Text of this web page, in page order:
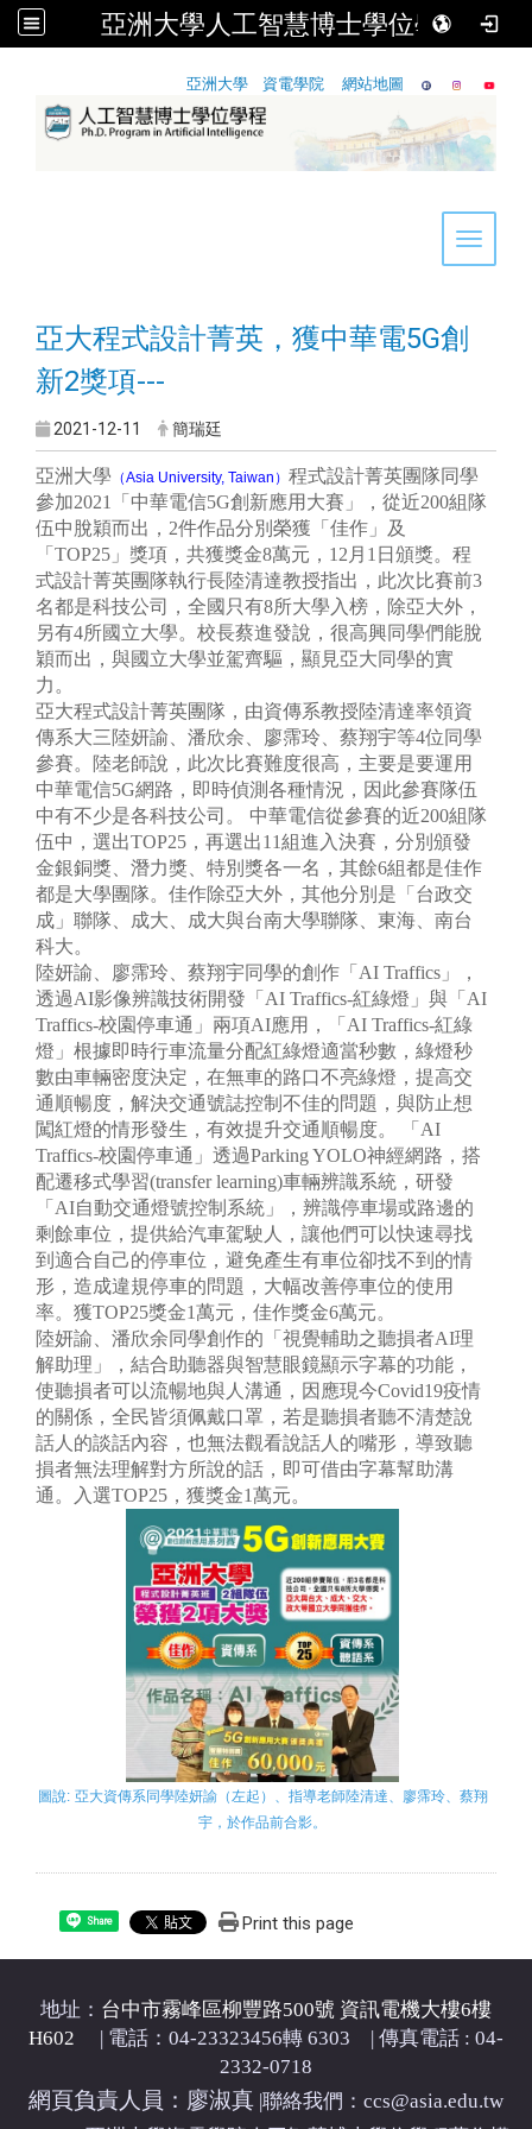
亞洲大學人工智慧博士學位學程
亞洲大學 資電學院 網站地圖
Toggle
亞大程式設計菁英，獲中華電5G創
新2獎項---
2021-12-11 簡瑞廷
亞洲大學 （Asia University, Taiwan） 程式設計菁英團隊同學
參加2021「中華電信5G創新應用大賽」，從近200組隊
伍中脫穎而出，2件作品分別榮獲「佳作」及
「TOP25」獎項，共獲獎金8萬元，12月1日頒獎。程
式設計菁英團隊執行長陸清達教授指出，此次比賽前3
名都是科技公司，全國只有8所大學入榜，除亞大外，
另有4所國立大學。校長蔡進發說，很高興同學們能脫
穎而出，與國立大學並駕齊驅，顯見亞大同學的實
力。
亞大程式設計菁英團隊，由資傳系教授陸清達率領資
傳系大三陸妍諭、潘欣余、廖霈玲、蔡翔宇等4位同學
參賽。陸老師說，此次比賽難度很高，主要是要運用
中華電信5G網路，即時偵測各種情況，因此參賽隊伍
中有不少是各科技公司。
中華電信從參賽的近200組隊
伍中，選出TOP25，再選出11組進入決賽，分別頒發
金銀銅獎、潛力獎、特別獎各一名，其餘6組都是佳作
都是大學團隊。佳作除亞大外，其他分別是「台政交
成」聯隊、成大、成大與台南大學聯隊、東海、南台
科大。
陸妍諭、廖霈玲、蔡翔宇同學的創作「AI Traffics」，
透過AI影像辨識技術開發「AI Traffics-紅綠燈」與「AI
Traffics-校園停車通」兩項AI應用，「AI Traffics-紅綠
燈」根據即時行車流量分配紅綠燈適當秒數，綠燈秒
數由車輛密度決定，在無車的路口不亮綠燈，提高交
通順暢度，解決交通號誌控制不佳的問題，與防止想
闖紅燈的情形發生，有效提升交通順暢度。
「AI
Traffics-校園停車通」透過Parking YOLO神經網路，搭
配遷移式學習(transfer learning)車輛辨識系統，研發
「AI自動交通燈號控制系統」，辨識停車場或路邊的
剩餘車位，提供給汽車駕駛人，讓他們可以快速尋找
到適合自己的停車位，避免產生有車位卻找不到的情
形，造成違規停車的問題，大幅改善停車位的使用
率。獲TOP25獎金1萬元，佳作獎金6萬元。
陸妍諭、潘欣余同學創作的「視覺輔助之聽損者AI理
解助理」，結合助聽器與智慧眼鏡顯示字幕的功能，
使聽損者可以流暢地與人溝通，因應現今Covid19疫情
的關係，全民皆須佩戴口罩，若是聽損者聽不清楚說
話人的談話內容，也無法觀看說話人的嘴形，導致聽
損者無法理解對方所說的話，即可借由字幕幫助溝
通。入選TOP25，獲獎金1萬元。
圖說:亞大資傳系同學陸妍諭（左起）、指導老師陸清達、廖霈玲、蔡翔
宇，於作品前合影。
Share Print this page
地址： 台中市霧峰區柳豐路500號 資訊電機大樓6樓
H602 | 電話：04-23323456轉 6303 | 傳真電話 : 04-
2332-0718
網頁負責人員：廖淑真 |聯絡我們：ccs@asia.edu.tw